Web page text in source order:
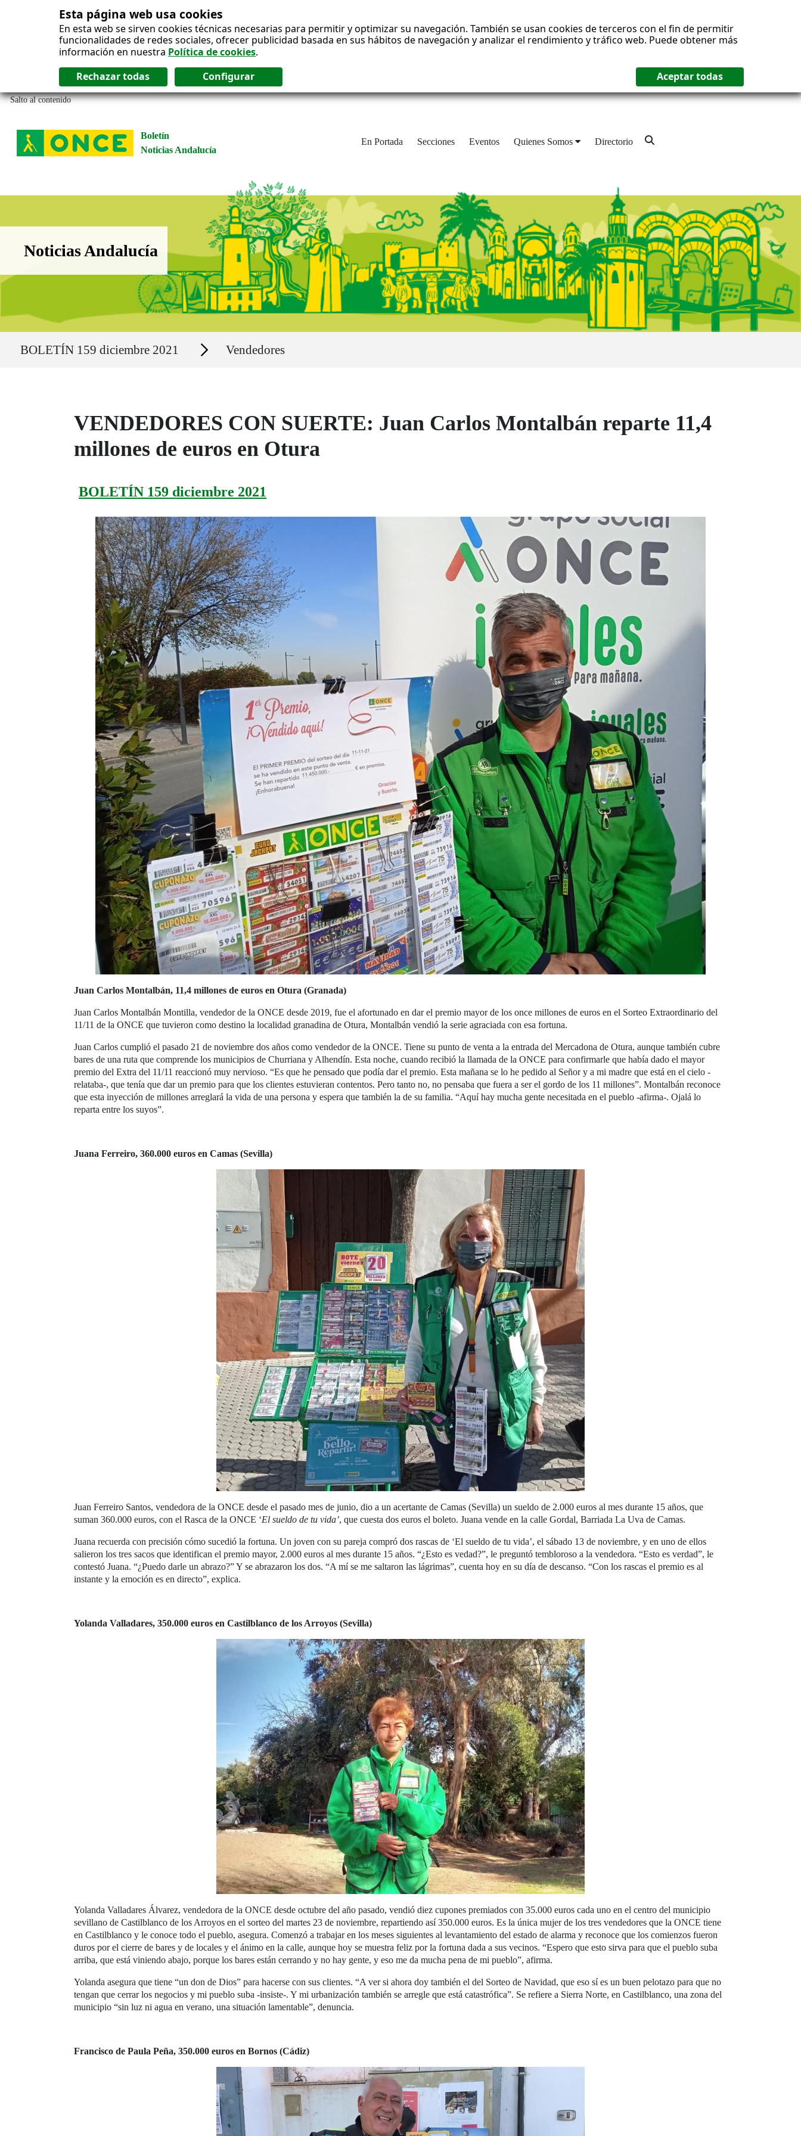
Esta página web usa cookies
En esta web se sirven cookies técnicas necesarias para permitir y optimizar su navegación. También se usan cookies de terceros con el fin de permitir
funcionalidades de redes sociales, ofrecer publicidad basada en sus hábitos de navegación y analizar el rendimiento y tráfico web. Puede obtener más
información en nuestra Política de cookies.
Salto al contenido
Boletín
Noticias Andalucía
En Portada Secciones Eventos Quienes Somos Directorio
Boletín Noticias Andalucía
Noticias Andalucía
BOLETÍN 159 diciembre 2021 Secciones Vendedores
VENDEDORES CON SUERTE: Juan Carlos Montalbán reparte 11,4
millones de euros en Otura
BOLETÍN 159 diciembre 2021
Juan Carlos Montalbán, 11,4 millones de euros en Otura (Granada)
Juan Carlos Montalbán Montilla, vendedor de la ONCE desde 2019, fue el afortunado en dar el premio mayor de los once millones de euros en el Sorteo Extraordinario del
11/11 de la ONCE que tuvieron como destino la localidad granadina de Otura, Montalbán vendió la serie agraciada con esa fortuna.
Juan Carlos cumplió el pasado 21 de noviembre dos años como vendedor de la ONCE. Tiene su punto de venta a la entrada del Mercadona de Otura, aunque también cubre
bares de una ruta que comprende los municipios de Churriana y Alhendín. Esta noche, cuando recibió la llamada de la ONCE para confirmarle que había dado el mayor
premio del Extra del 11/11 reaccionó muy nervioso. “Es que he pensado que podía dar el premio. Esta mañana se lo he pedido al Señor y a mi madre que está en el cielo -
relataba-, que tenía que dar un premio para que los clientes estuvieran contentos. Pero tanto no, no pensaba que fuera a ser el gordo de los 11 millones”. Montalbán reconoce
que esta inyección de millones arreglará la vida de una persona y espera que también la de su familia. “Aquí hay mucha gente necesitada en el pueblo -afirma-. Ojalá lo
reparta entre los suyos”.
Juana Ferreiro, 360.000 euros en Camas (Sevilla)
Juan Ferreiro Santos, vendedora de la ONCE desde el pasado mes de junio, dio a un acertante de Camas (Sevilla) un sueldo de 2.000 euros al mes durante 15 años, que
suman 360.000 euros, con el Rasca de la ONCE ‘El sueldo de tu vida’, que cuesta dos euros el boleto. Juana vende en la calle Gordal, Barriada La Uva de Camas.
Juana recuerda con precisión cómo sucedió la fortuna. Un joven con su pareja compró dos rascas de ‘El sueldo de tu vida’, el sábado 13 de noviembre, y en uno de ellos
salieron los tres sacos que identifican el premio mayor, 2.000 euros al mes durante 15 años. “¿Esto es vedad?”, le preguntó tembloroso a la vendedora. “Esto es verdad”, le
contestó Juana. “¿Puedo darle un abrazo?” Y se abrazaron los dos. “A mí se me saltaron las lágrimas”, cuenta hoy en su día de descanso. “Con los rascas el premio es al
instante y la emoción es en directo”, explica.
Yolanda Valladares, 350.000 euros en Castilblanco de los Arroyos (Sevilla)
Yolanda Valladares Álvarez, vendedora de la ONCE desde octubre del año pasado, vendió diez cupones premiados con 35.000 euros cada uno en el centro del municipio
sevillano de Castilblanco de los Arroyos en el sorteo del martes 23 de noviembre, repartiendo así 350.000 euros. Es la única mujer de los tres vendedores que la ONCE tiene
en Castilblanco y le conoce todo el pueblo, asegura. Comenzó a trabajar en los meses siguientes al levantamiento del estado de alarma y reconoce que los comienzos fueron
duros por el cierre de bares y de locales y el ánimo en la calle, aunque hoy se muestra feliz por la fortuna dada a sus vecinos. “Espero que esto sirva para que el pueblo suba
arriba, que está viniendo abajo, porque los bares están cerrando y no hay gente, y eso me da mucha pena de mi pueblo”, afirma.
Yolanda asegura que tiene “un don de Dios” para hacerse con sus clientes. “A ver si ahora doy también el del Sorteo de Navidad, que eso sí es un buen pelotazo para que no
tengan que cerrar los negocios y mi pueblo suba -insiste-. Y mi urbanización también se arregle que está catastrófica”. Se refiere a Sierra Norte, en Castilblanco, una zona del
municipio “sin luz ni agua en verano, una situación lamentable”, denuncia.
Francisco de Paula Peña, 350.000 euros en Bornos (Cádiz)